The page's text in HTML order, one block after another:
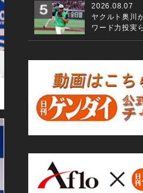
東海大学で講演をおこなっ
2026.08.07
ヤクルト奥川
ワード力投実